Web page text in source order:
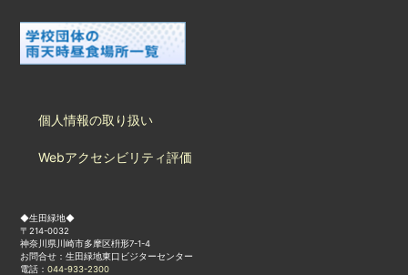
個人情報の取り扱い
Webアクセシビリティ評価
◆生田緑地◆
〒214-0032
神奈川県川崎市多摩区枡形7-1-4
お問合せ：生田緑地東口ビジターセンター
電話：044-933-2300